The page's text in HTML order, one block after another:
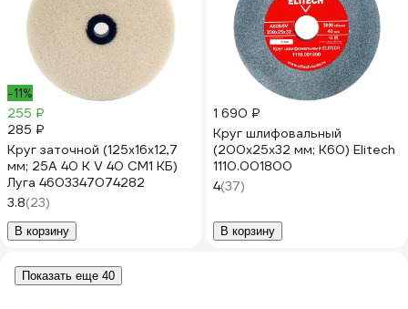
-11%
255 ₽
285 ₽
Круг заточной (125х16х12,7
мм; 25A 40 K V 40 СМ1 КБ)
Луга 4603347074282
3.8(23)
В корзину
1 690 ₽
Круг шлифовальный
(200х25х32 мм; К60) Elitech
1110.001800
4(37)
В корзину
Показать еще 40